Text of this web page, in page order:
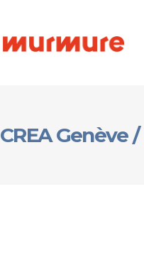
CREA Genève